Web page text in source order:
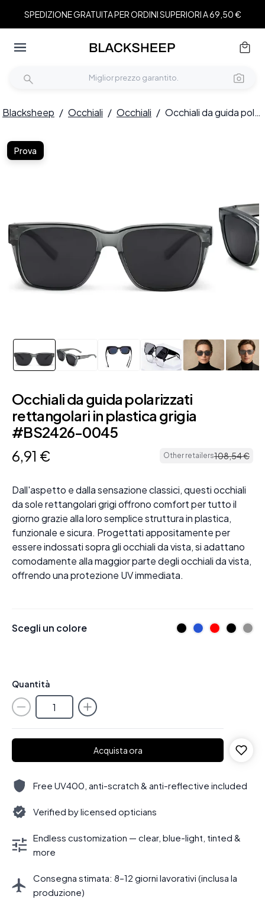
SPEDIZIONE GRATUITA PER ORDINI SUPERIORI A 69,50 €
Blacksheep / Occhiali / Occhiali / Occhiali da guida polarizzati rettangolari in plastica grigia #BS2426-0045
Prova
Occhiali da guida polarizzati
rettangolari in plastica grigia
#BS2426-0045
6,91 € Other retailers108,54€
Dall'aspetto e dalla sensazione classici, questi occhiali
da sole rettangolari grigi offrono comfort per tutto il
giorno grazie alla loro semplice struttura in plastica,
funzionale e sicura. Progettati appositamente per
essere indossati sopra gli occhiali da vista, si adattano
comodamente alla maggior parte degli occhiali da vista,
offrendo una protezione UV immediata.
Scegli un colore
Quantità
Acquista ora
Free UV400, anti-scratch & anti-reflective included
Verified by licensed opticians
Endless customization — clear, blue-light, tinted &
more
Consegna stimata: 8–12 giorni lavorativi (inclusa la
produzione)